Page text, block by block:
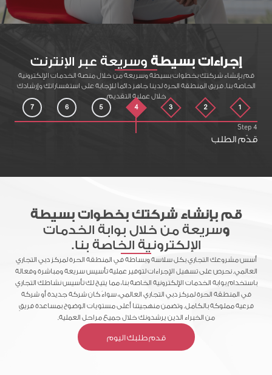
إجراءات بسيطة وسريعة عبر الإنترنت
قم بإنشاء شركتك بخطوات بسيطة وسريعة من خلال منصة الخدمات الإلكترونية
الخاصة بنا. فريق المنطقة الحرة لدينا جاهز دائماً للإجابة على استفساراتك وإرشادك
خلال عملية التقديم.
1
2
3
4
5
6
7
Step 4
قدّم الطلب
قم بإنشاء شركتك بخطوات بسيطة
وسريعة من خلال بوابة الخدمات
الإلكترونية الخاصة بنا.
أسس مشروعك التجاري بكل سلاسة وبساطة في المنطقة الحرة لمركز دبي التجاري
العالمي. نحرص على تسهيل الإجراءات لتوفير عملية تأسيس سريعة ومباشرة وفعالة
باستخدام بوابة الخدمات الإلكترونية الخاصة بنا، مما يتيح لك تأسيس نشاطك التجاري
في المنطقة الحرة لمركز دبي التجاري العالمي، سواءً كان شركة جديدة أو شركة
فرعية مملوكة بالكامل. وتضمن منهجيتنا أعلى مستويات الوضوح بمساعدة فريقٍ
من الخبراء الذين يرشدونك خلال جميع مراحل العملية.
قدم طلبك اليوم